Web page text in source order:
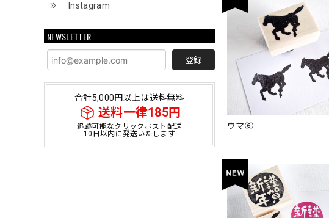
Instagram
NEWSLETTER
登録
合計5,000円以上は送料無料
送料一律185円
追跡可能なクリックポスト配送
10日以内に発送いたします
ウマ⑥